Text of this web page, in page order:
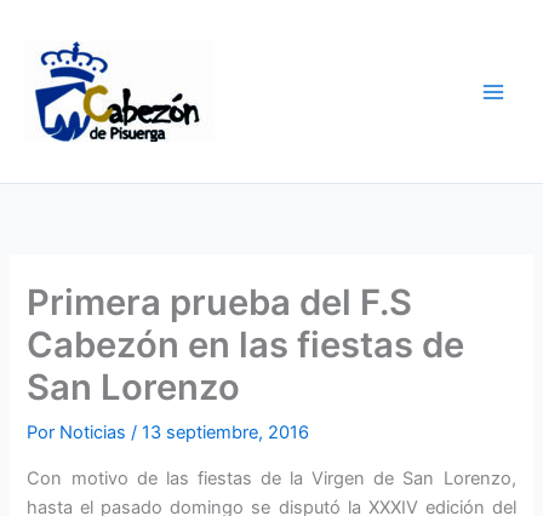
contenido
Primera prueba del F.S
Cabezón en las fiestas de
San Lorenzo
Por Noticias/13 septiembre, 2016
Con motivo de las fiestas de la Virgen de San Lorenzo,
hasta el pasado domingo se disputó la XXXIV edición del